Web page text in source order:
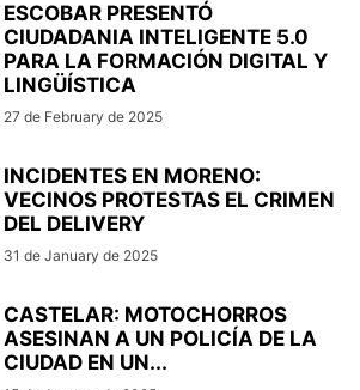
ESCOBAR PRESENTÓ
CIUDADANIA INTELIGENTE 5.0
PARA LA FORMACIÓN DIGITAL Y
LINGÜÍSTICA
27 de February de 2025
INCIDENTES EN MORENO:
VECINOS PROTESTAS EL CRIMEN
DEL DELIVERY
31 de January de 2025
CASTELAR: MOTOCHORROS
ASESINAN A UN POLICÍA DE LA
CIUDAD EN UN...